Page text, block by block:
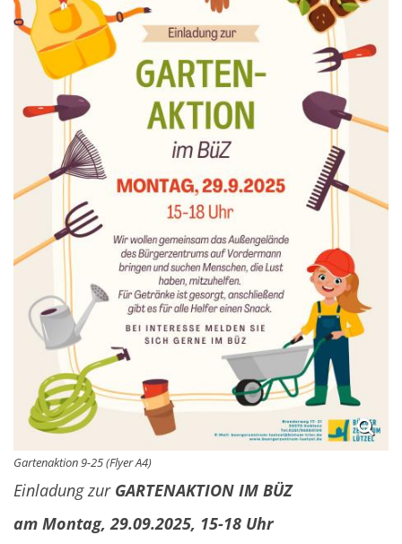
Gartenaktion 9-25 (Flyer A4)
Einladung zur GARTENAKTION IM BÜZ
am Montag, 29.09.2025, 15-18 Uhr